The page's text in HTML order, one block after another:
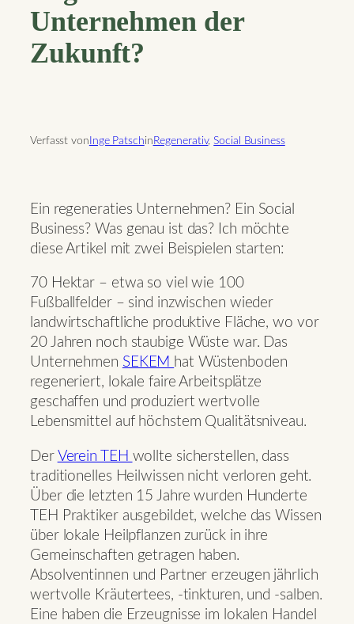
Unternehmen der
Zukunft?
Verfasst von Inge Patschin Regenerativ, Social Business
Ein regeneraties Unternehmen? Ein Social
Business? Was genau ist das? Ich möchte
diese Artikel mit zwei Beispielen starten:
70 Hektar – etwa so viel wie 100
Fußballfelder – sind inzwischen wieder
landwirtschaftliche produktive Fläche, wo vor
20 Jahren noch staubige Wüste war. Das
Unternehmen SEKEM hat Wüstenboden
regeneriert, lokale faire Arbeitsplätze
geschaffen und produziert wertvolle
Lebensmittel auf höchstem Qualitätsniveau.
Der Verein TEH wollte sicherstellen, dass
traditionelles Heilwissen nicht verloren geht.
Über die letzten 15 Jahre wurden Hunderte
TEH Praktiker ausgebildet, welche das Wissen
über lokale Heilpflanzen zurück in ihre
Gemeinschaften getragen haben.
Absolventinnen und Partner erzeugen jährlich
wertvolle Kräutertees, -tinkturen, und -salben.
Eine haben die Erzeugnisse im lokalen Handel